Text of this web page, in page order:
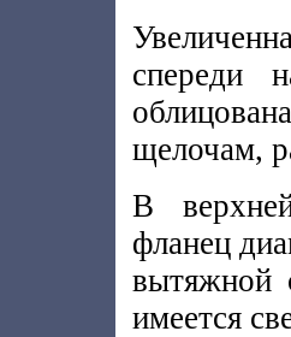
спереди
щелочам,
В
фланец
вытяжной
имеется